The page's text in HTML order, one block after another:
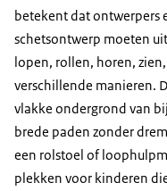
betekent dat ontwerpers
schetsontwerp moeten
lopen, rollen, horen,
verschillende manieren.
vlakke ondergrond van
brede paden zonder
een rolstoel of
plekken voor kinderen